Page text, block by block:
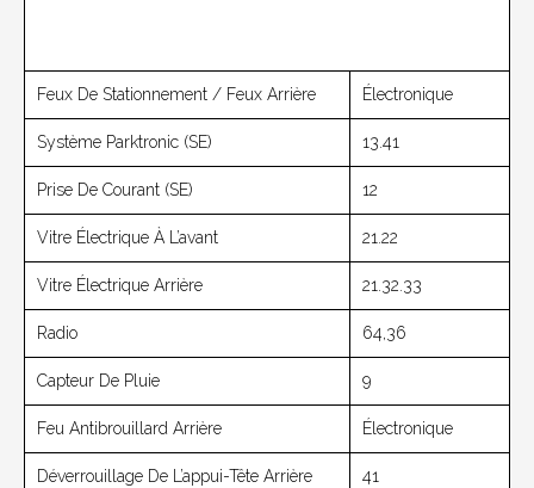
Feux De Stationnement / Feux Arrière Électronique
Système Parktronic (SE) 13.41
Prise De Courant (SE) 12
Vitre Électrique À L’avant 21.22
Vitre Électrique Arrière 21.32.33
Radio 64,36
Capteur De Pluie 9
Feu Antibrouillard Arrière Électronique
Déverrouillage De L’appui-Tête Arrière 41